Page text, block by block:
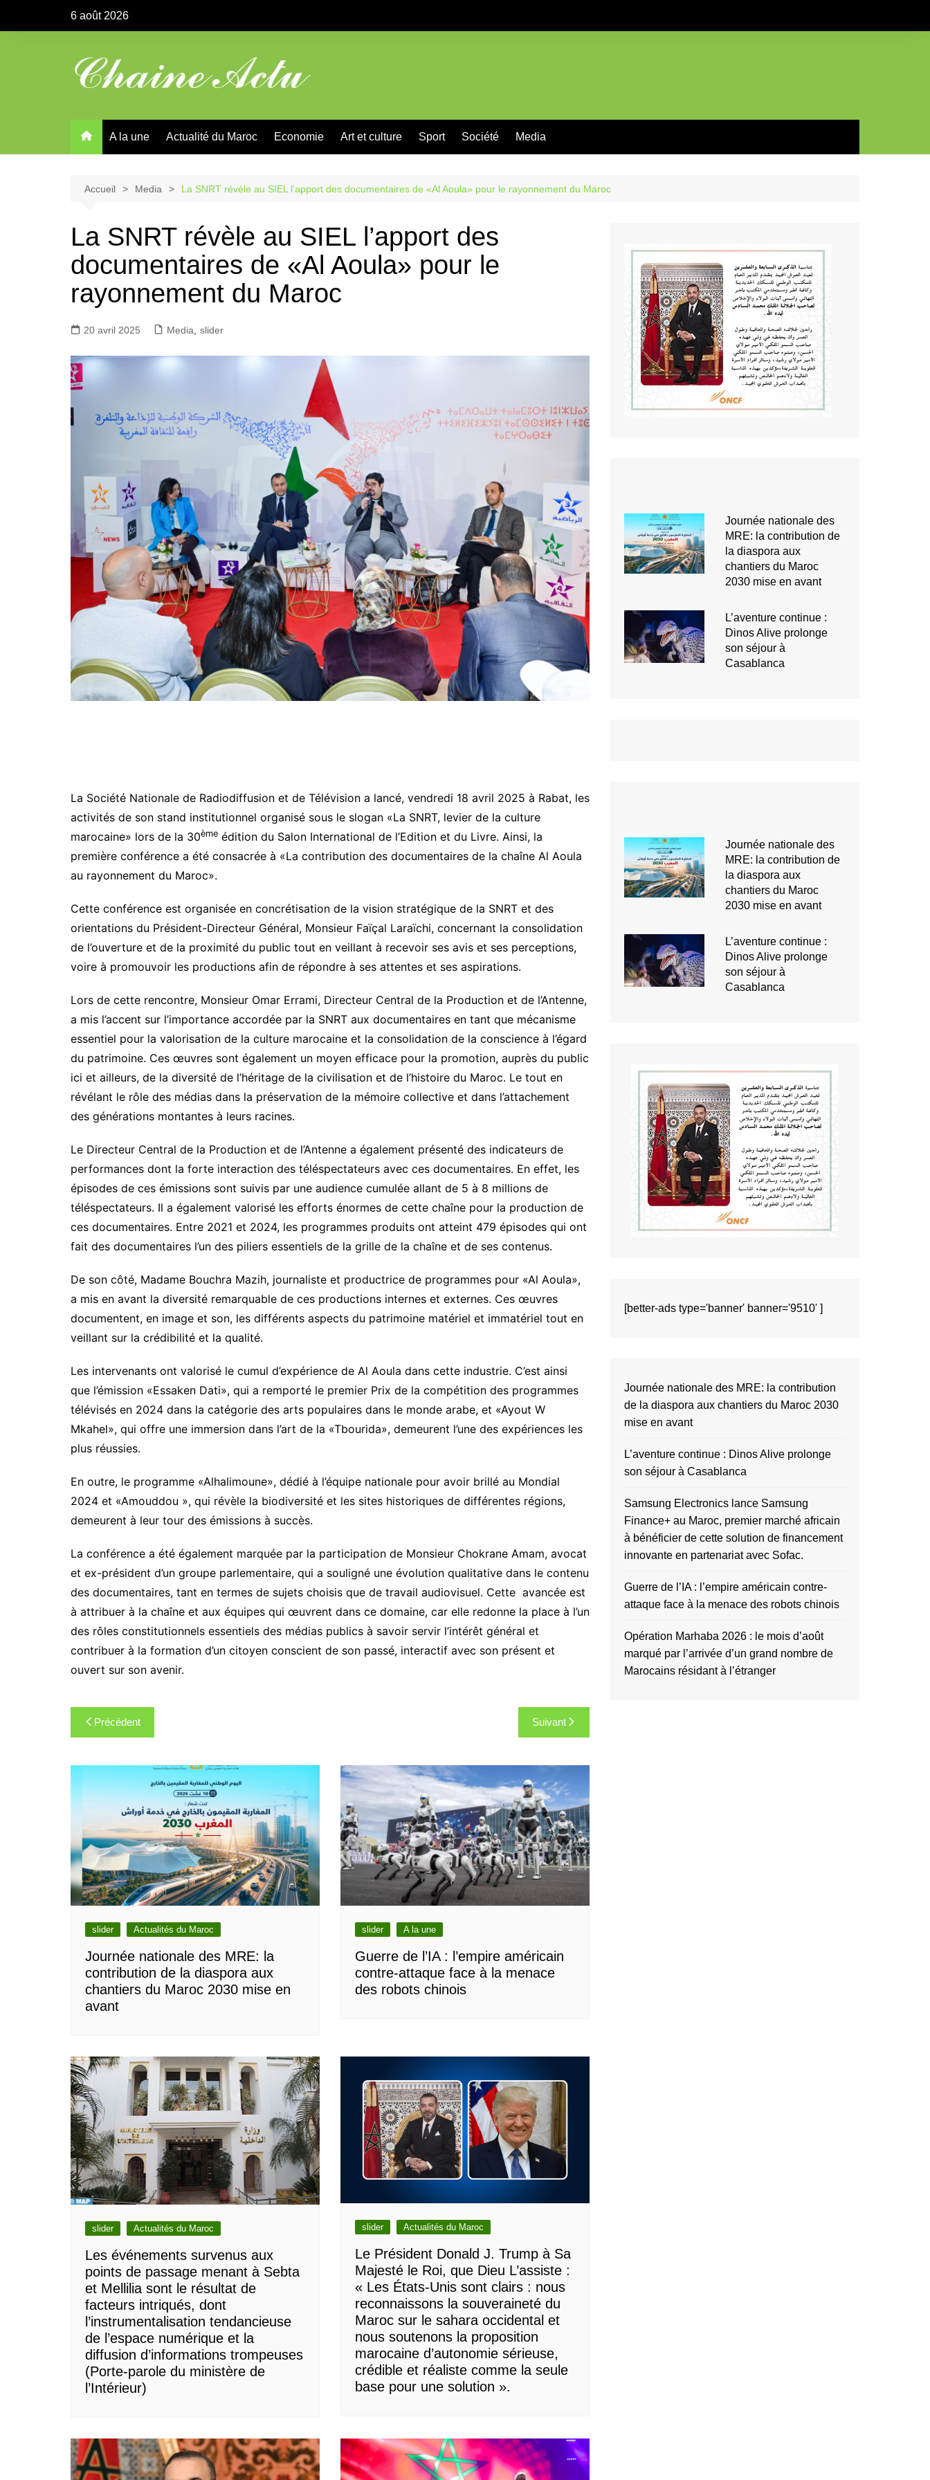
6 août 2026
A la une Actualité du Maroc Economie Art et culture Sport Société Media
Accueil Media La SNRT révèle au SIEL l’apport des documentaires de «Al Aoula» pour le rayonnement du Maroc
La SNRT révèle au SIEL l’apport des
documentaires de «Al Aoula» pour le
rayonnement du Maroc
20 avril 2025 Media slider
La Société Nationale de Radiodiffusion et de Télévision a lancé, vendredi 18 avril 2025 à Rabat, les
activités de son stand institutionnel organisé sous le slogan «La SNRT, levier de la culture
marocaine» lors de la 30ème édition du Salon International de l’Edition et du Livre. Ainsi, la
première conférence a été consacrée à «La contribution des documentaires de la chaîne Al Aoula
au rayonnement du Maroc».
Cette conférence est organisée en concrétisation de la vision stratégique de la SNRT et des
orientations du Président-Directeur Général, Monsieur Faïçal Laraïchi, concernant la consolidation
de l’ouverture et de la proximité du public tout en veillant à recevoir ses avis et ses perceptions,
voire à promouvoir les productions afin de répondre à ses attentes et ses aspirations.
Lors de cette rencontre, Monsieur Omar Errami, Directeur Central de la Production et de l’Antenne,
a mis l’accent sur l’importance accordée par la SNRT aux documentaires en tant que mécanisme
essentiel pour la valorisation de la culture marocaine et la consolidation de la conscience à l’égard
du patrimoine. Ces œuvres sont également un moyen efficace pour la promotion, auprès du public
ici et ailleurs, de la diversité de l’héritage de la civilisation et de l’histoire du Maroc. Le tout en
révélant le rôle des médias dans la préservation de la mémoire collective et dans l’attachement
des générations montantes à leurs racines.
Le Directeur Central de la Production et de l’Antenne a également présenté des indicateurs de
performances dont la forte interaction des téléspectateurs avec ces documentaires. En effet, les
épisodes de ces émissions sont suivis par une audience cumulée allant de 5 à 8 millions de
téléspectateurs. Il a également valorisé les efforts énormes de cette chaîne pour la production de
ces documentaires. Entre 2021 et 2024, les programmes produits ont atteint 479 épisodes qui ont
fait des documentaires l’un des piliers essentiels de la grille de la chaîne et de ses contenus.
De son côté, Madame Bouchra Mazih, journaliste et productrice de programmes pour «Al Aoula»,
a mis en avant la diversité remarquable de ces productions internes et externes. Ces œuvres
documentent, en image et son, les différents aspects du patrimoine matériel et immatériel tout en
veillant sur la crédibilité et la qualité.
Les intervenants ont valorisé le cumul d’expérience de Al Aoula dans cette industrie. C’est ainsi
que l’émission «Essaken Dati», qui a remporté le premier Prix de la compétition des programmes
télévisés en 2024 dans la catégorie des arts populaires dans le monde arabe, et «Ayout W
Mkahel», qui offre une immersion dans l’art de la «Tbourida», demeurent l’une des expériences les
plus réussies.
En outre, le programme «Alhalimoune», dédié à l’équipe nationale pour avoir brillé au Mondial
2024 et «Amouddou », qui révèle la biodiversité et les sites historiques de différentes régions,
demeurent à leur tour des émissions à succès.
La conférence a été également marquée par la participation de Monsieur Chokrane Amam, avocat
et ex-président d’un groupe parlementaire, qui a souligné une évolution qualitative dans le contenu
des documentaires, tant en termes de sujets choisis que de travail audiovisuel. Cette avancée est
à attribuer à la chaîne et aux équipes qui œuvrent dans ce domaine, car elle redonne la place à l’un
des rôles constitutionnels essentiels des médias publics à savoir servir l’intérêt général et
contribuer à la formation d’un citoyen conscient de son passé, interactif avec son présent et
ouvert sur son avenir.
Navigation
de
l’article
Précédent Suivant
slider Actualités du Maroc
Journée nationale des MRE: la
contribution de la diaspora aux
chantiers du Maroc 2030 mise en
avant
slider A la une
Guerre de l’IA : l’empire américain
contre-attaque face à la menace
des robots chinois
slider Actualités du Maroc
Les événements survenus aux
points de passage menant à Sebta
et Mellilia sont le résultat de
facteurs intriqués, dont
l’instrumentalisation tendancieuse
de l’espace numérique et la
diffusion d’informations trompeuses
(Porte-parole du ministère de
l’Intérieur)
slider Actualités du Maroc
Le Président Donald J. Trump à Sa
Majesté le Roi, que Dieu L’assiste :
« Les États-Unis sont clairs : nous
reconnaissons la souveraineté du
Maroc sur le sahara occidental et
nous soutenons la proposition
marocaine d’autonomie sérieuse,
crédible et réaliste comme la seule
base pour une solution ».
Journée nationale des
MRE: la contribution de
la diaspora aux
chantiers du Maroc
2030 mise en avant
L’aventure continue :
Dinos Alive prolonge
son séjour à
Casablanca
Journée nationale des
MRE: la contribution de
la diaspora aux
chantiers du Maroc
2030 mise en avant
L’aventure continue :
Dinos Alive prolonge
son séjour à
Casablanca
[better-ads type='banner' banner='9510' ]
Journée nationale des MRE: la contribution
de la diaspora aux chantiers du Maroc 2030
mise en avant
L’aventure continue : Dinos Alive prolonge
son séjour à Casablanca
Samsung Electronics lance Samsung
Finance+ au Maroc, premier marché africain
à bénéficier de cette solution de financement
innovante en partenariat avec Sofac.
Guerre de l’IA : l’empire américain contre-
attaque face à la menace des robots chinois
Opération Marhaba 2026 : le mois d’août
marqué par l’arrivée d’un grand nombre de
Marocains résidant à l’étranger